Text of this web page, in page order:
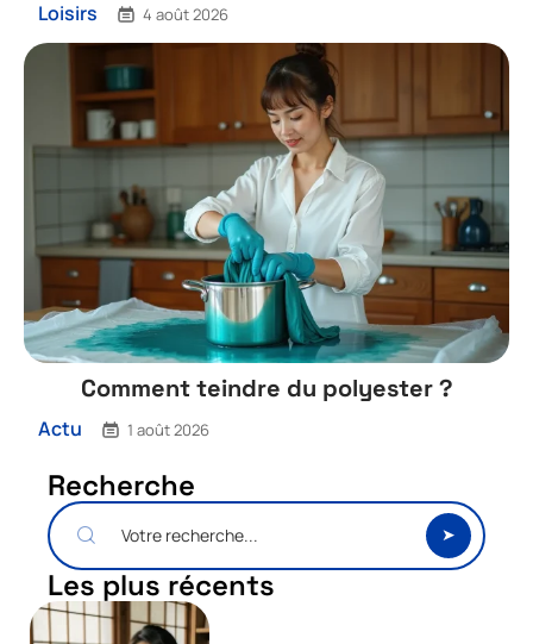
Loisirs 4 août 2026
Comment teindre du polyester ?
Actu 1 août 2026
Recherche
Les plus récents